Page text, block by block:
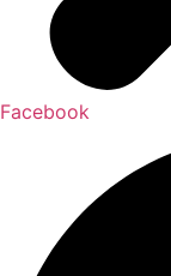
Facebook